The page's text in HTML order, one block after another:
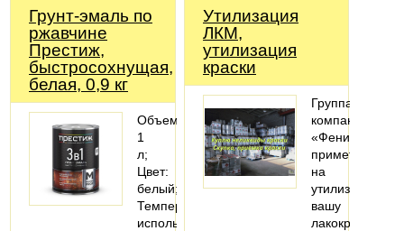
Грунт-эмаль по
ржавчине
Престиж,
быстросохнущая,
белая, 0,9 кг
Объем:
1
л;
Цвет:
белый;
Температура
использования:
Утилизация
ЛКМ,
утилизация
краски
Группа
компаний
«Феникс»
примет
на
утилизацию
вашу
лакокрасочную